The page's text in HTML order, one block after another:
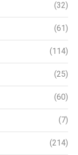
(32)
(61)
(114)
(25)
(60)
(7)
(214)